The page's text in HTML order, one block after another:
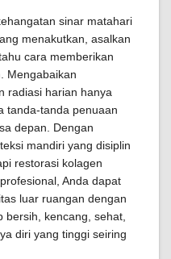
sinar matahari
menakutkan, asalkan
cara memberikan
Mengabaikan
radiasi harian hanya
tanda-tanda penuaan
depan. Dengan
mandiri yang disiplin
restorasi kolagen
Anda dapat
luar ruangan dengan
bersih, kencang, sehat,
diri yang tinggi seiring